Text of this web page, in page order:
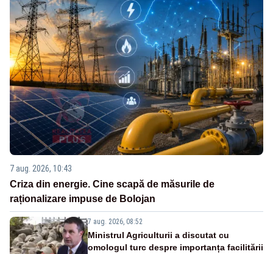
7 aug. 2026, 10:43
Criza din energie. Cine scapă de măsurile de
raționalizare impuse de Bolojan
7 aug. 2026, 08:52
Ministrul Agriculturii a discutat cu
omologul turc despre importanța facilitării